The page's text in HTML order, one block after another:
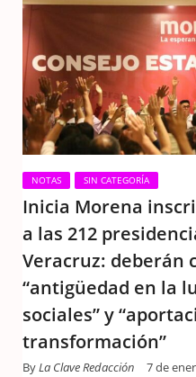
NOTAS SIN CATEGORÍA
Inicia Morena
a las 212
Veracruz: deberán
“antigüedad en la
sociales” y
transformación”
ByLa Clave Redacción 7 de